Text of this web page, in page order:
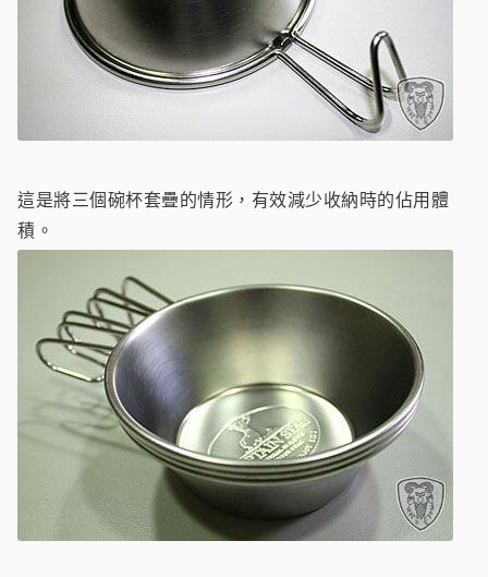
這是將三個碗杯套疊的情形，有效減少收納時的佔用體
積。